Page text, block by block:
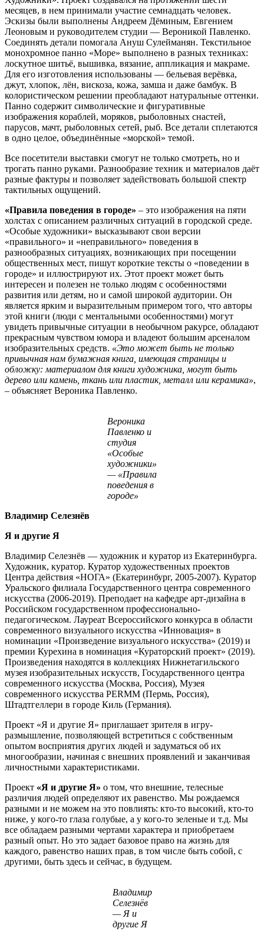
месяцев, в нем принимали участие семнадцать человек.
Эскизы были выполнены Андреем Дёминым, Евгением
Леоновым и руководителем студии — Вероникой Павленко.
Соединять детали помогала Ануш Сулейманян. Текстильное
монохромное панно «Море» выполнено в разных техниках:
лоскутное шитьё, вышивка, вязание, аппликация и макраме.
Для его изготовления использованы — бельевая верёвка,
джут, хлопок, лён, вискоза, кожа, замша и даже бамбук. В
колористическом решении преобладают натуральные оттенки.
Панно содержит символические и фигуративные
изображения кораблей, моряков, рыболовных снастей,
парусов, мачт, рыболовных сетей, рыб. Все детали сплетаются
в одно целое, объединённые «морской» темой.
Все посетители выставки смогут не только смотреть, но и
трогать панно руками. Разнообразие техник и материалов даёт
разные фактуры и позволяет задействовать большой спектр
тактильных ощущений.
«Правила поведения в городе» – это изображения на пяти
холстах с описанием различных ситуаций в городской среде.
«Особые художники» высказывают свои версии
«правильного» и «неправильного» поведения в
разнообразных ситуациях, возникающих при посещении
общественных мест, пишут короткие тексты о «поведении в
городе» и иллюстрируют их. Этот проект может быть
интересен и полезен не только людям с особенностями
развития или детям, но и самой широкой аудитории. Он
является ярким и выразительным примером того, что авторы
этой книги (люди с ментальными особенностями) могут
увидеть привычные ситуации в необычном ракурсе, обладают
прекрасным чувством юмора и владеют большим арсеналом
изобразительных средств. «Это может быть не только
привычная нам бумажная книга, имеющая страницы и
обложку: материалом для книги художника, могут быть
дерево или камень, ткань или пластик, металл или керамика»,
– объясняет Вероника Павленко.
Вероника
Павленко и
студия
«Особые
художники»
— «Правила
поведения в
городе»
Владимир Селезнёв
Я и другие Я
Владимир Селезнёв — художник и куратор из Екатеринбурга.
Художник, куратор. Куратор художественных проектов
Центра действия «НОГА» (Екатеринбург, 2005-2007). Куратор
Уральского филиала Государственного центра современного
искусства (2006-2019). Преподает на кафедре арт-дизайна в
Российском государственном профессионально-
педагогическом. Лауреат Всероссийского конкурса в области
современного визуального искусства «Инновация» в
номинации «Произведение визуального искусства» (2019) и
премии Курехина в номинация «Кураторский проект» (2019).
Произведения находятся в коллекциях Нижнетагильского
музея изобразительных искусств, Государственного центра
современного искусства (Москва, Россия), Музея
современного искусства PERMM (Пермь, Россия),
Штадтгеллери в городе Киль (Германия).
Проект «Я и другие Я» приглашает зрителя в игру-
размышление, позволяющей встретиться с собственным
опытом восприятия других людей и задуматься об их
многообразии, начиная с внешних проявлений и заканчивая
личностными характеристиками.
Проект «Я и другие Я» о том, что внешние, телесные
различия людей определяют их равенство. Мы рождаемся
разными и не можем на это повлиять: кто-то высокий, кто-то
ниже, у кого-то глаза голубые, а у кого-то зеленые и т.д. Мы
все обладаем разными чертами характера и приобретаем
разный опыт. Но это задает базовое право на жизнь для
каждого, равенство наших прав, в том числе быть собой, с
другими, быть здесь и сейчас, в будущем.
Владимир
Селезнёв
— Я и
другие Я